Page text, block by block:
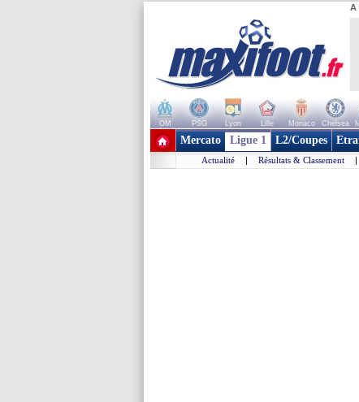
A
OM PSG Lyon Lille Monaco Chelsea
+ de clubs
Mercato Ligue 1 L2/Coupes
Actualité | Résultats & Classement |